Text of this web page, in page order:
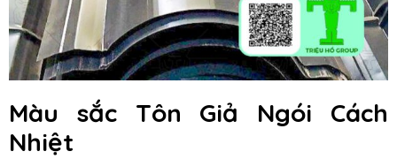
Màu sắc Tôn Giả Ngói Cách
Nhiệt